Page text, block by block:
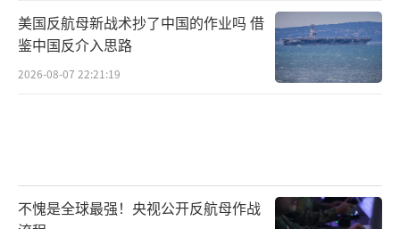
美国反航母新战术抄了中国的作业吗 借
鉴中国反介入思路
2026-08-07 22:21:19
不愧是全球最强！央视公开反航母作战